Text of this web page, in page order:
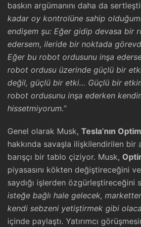
baskın argümanını daha da
kadar oy kontrolüne sahip
endişem şu: Eğer gidip devasa bir
edersem, ileride bir noktada
Eğer bu robot ordusunu inşa
robot ordusu üzerinde güçlü bir
değil, güçlü bir etki… Güçlü bir
robot ordusunu inşa ederken
hissetmiyorum.”
Genel olarak Musk, Tesla’nın
hakkında savaşla ilişkilendirilen bir
barışçı bir tablo çiziyor. Musk,
piyasasını kökten değiştireceğini
saydığı işlerden özgürleştireceğini
isteğe bağlı hale gelecek,
kendi sebzeni yetiştirmek gibi
içinde paylaştı. Yatırımcı